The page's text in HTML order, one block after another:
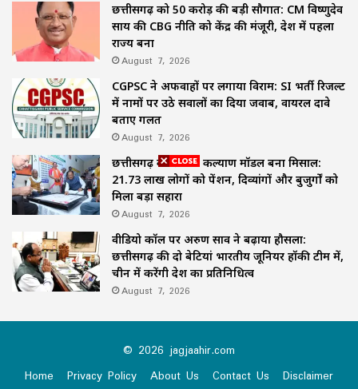
छत्तीसगढ़ को 50 करोड़ की बड़ी सौगात: CM विष्णुदेव
साय की CBG नीति को केंद्र की मंजूरी, देश में पहला
राज्य बना
August 7, 2026
CGPSC ने अफवाहों पर लगाया विराम: SI भर्ती रिजल्ट
में नामों पर उठे सवालों का दिया जवाब, वायरल दावे
बताए गलत
August 7, 2026
छत्तीसगढ़ का समाज कल्याण मॉडल बना मिसाल:
21.73 लाख लोगों को पेंशन, दिव्यांगों और बुजुर्गों को
मिला बड़ा सहारा
August 7, 2026
वीडियो कॉल पर अरुण साव ने बढ़ाया हौसला:
छत्तीसगढ़ की दो बेटियां भारतीय जूनियर हॉकी टीम में,
चीन में करेंगी देश का प्रतिनिधित्व
August 7, 2026
© 2026 jagjaahir.com
Home
Privacy Policy About Us Contact Us Disclaimer